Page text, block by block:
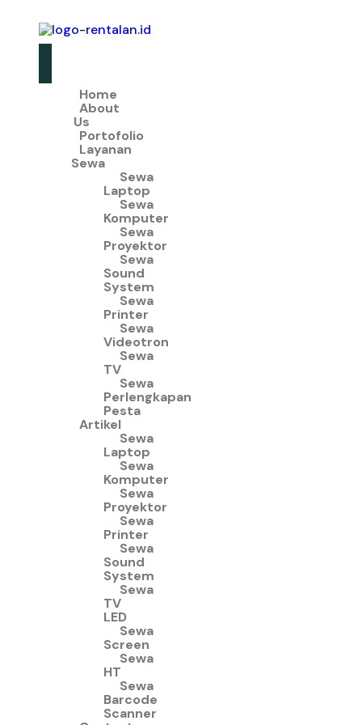
Home
About
Us
Portofolio
Layanan
Sewa
Sewa
Laptop
Sewa
Komputer
Sewa
Proyektor
Sewa
Sound
System
Sewa
Printer
Sewa
Videotron
Sewa
TV
Sewa
Perlengkapan
Pesta
Artikel
Sewa
Laptop
Sewa
Komputer
Sewa
Proyektor
Sewa
Printer
Sewa
Sound
System
Sewa
TV
LED
Sewa
Screen
Sewa
HT
Sewa
Barcode
Scanner